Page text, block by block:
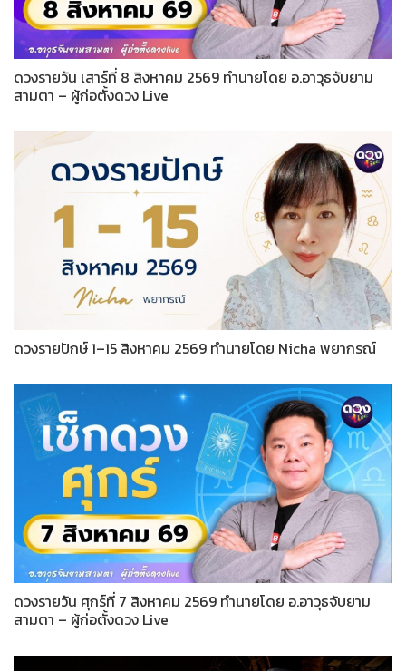
ดวงรายวัน เสาร์ที่ 8 สิงหาคม 2569 ทำนายโดย อ.อาวุธจับยาม
สามตา – ผู้ก่อตั้งดวง Live
ดวงรายปักษ์ 1–15 สิงหาคม 2569 ทำนายโดย Nicha พยากรณ์
ดวงรายวัน ศุกร์ที่ 7 สิงหาคม 2569 ทำนายโดย อ.อาวุธจับยาม
สามตา – ผู้ก่อตั้งดวง Live